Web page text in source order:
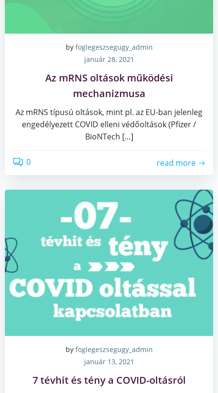
by foglegeszsegugy_admin
január 28, 2021
Az mRNS oltások működési
mechanizmusa
Az mRNS típusú oltások, mint pl. az EU-ban jelenleg
engedélyezett COVID elleni védőoltások (Pfizer /
BioNTech […]
0 read more
by foglegeszsegugy_admin
január 13, 2021
7 tévhit és tény a COVID-oltásról